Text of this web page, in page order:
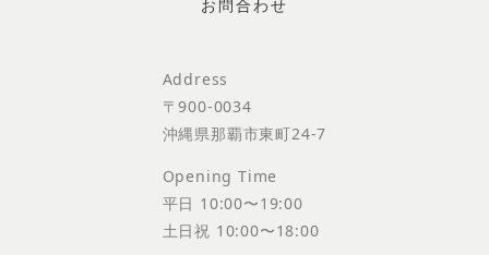
Address
〒900-0034
沖縄県那覇市東町24-7
Opening Time
平日 10:00〜19:00
土日祝 10:00〜18:00